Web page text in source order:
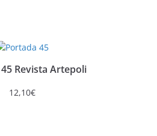
Revista Artepoli
12,10€